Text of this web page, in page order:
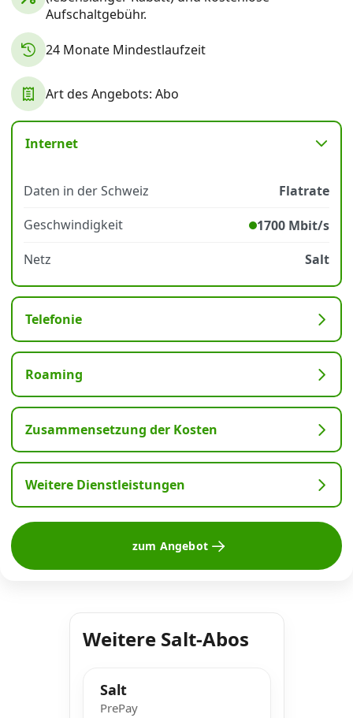
Aufschaltgebühr.
24 Monate Mindestlaufzeit
Art des Angebots: Abo
Internet
Daten in der Schweiz
Flatrate
Geschwindigkeit
1700 Mbit/s
Netz
Salt
Telefonie
Roaming
Zusammensetzung der Kosten
Weitere Dienstleistungen
zum Angebot
Weitere Salt-Abos
Salt
PrePay